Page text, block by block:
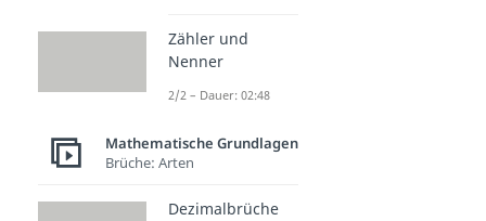
Zähler und
Nenner
2/2 – Dauer: 02:48
Mathematische Grundlagen
Brüche: Arten
Dezimalbrüche